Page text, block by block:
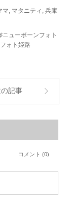
マ, マタニティ ,兵庫
ューボーンフォト
ォト姫路
の記事
コメント (0)